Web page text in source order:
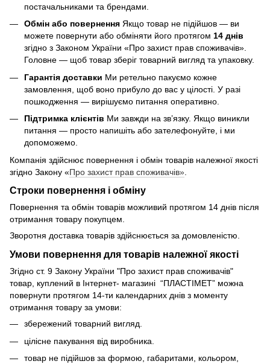
постачальниками та брендами.
Обмін або повернення Якщо товар не підійшов — ви
можете повернути або обміняти його протягом 14 днів
згідно з Законом України «Про захист прав споживачів».
Головне — щоб товар зберіг товарний вигляд та упаковку.
Гарантія доставки Ми ретельно пакуємо кожне
замовлення, щоб воно прибуло до вас у цілості. У разі
пошкодження — вирішуємо питання оперативно.
Підтримка клієнтів Ми завжди на зв’язку. Якщо виникли
питання — просто напишіть або зателефонуйте, і ми
допоможемо.
Компанія здійснює повернення і обмін товарів належної якості
згідно Закону «Про захист прав споживачів»
Строки повернення і обміну
Повернення та обмін товарів можливий протягом 14 днів після
отримання товару покупцем.
Зворотня доставка товарів здійснюється за домовленістю.
Умови повернення для товарів належної якості
Згідно ст. 9 Закону України "Про захист прав споживачів"
товар, куплений в Інтернет- магазині “ПЛАСТІМЕТ” можна
повернути протягом 14-ти календарних днів з моменту
отримання товару за умови:
збережений товарний вигляд.
цілісне пакування від виробника.
товар не підійшов за формою, габаритами, кольором,